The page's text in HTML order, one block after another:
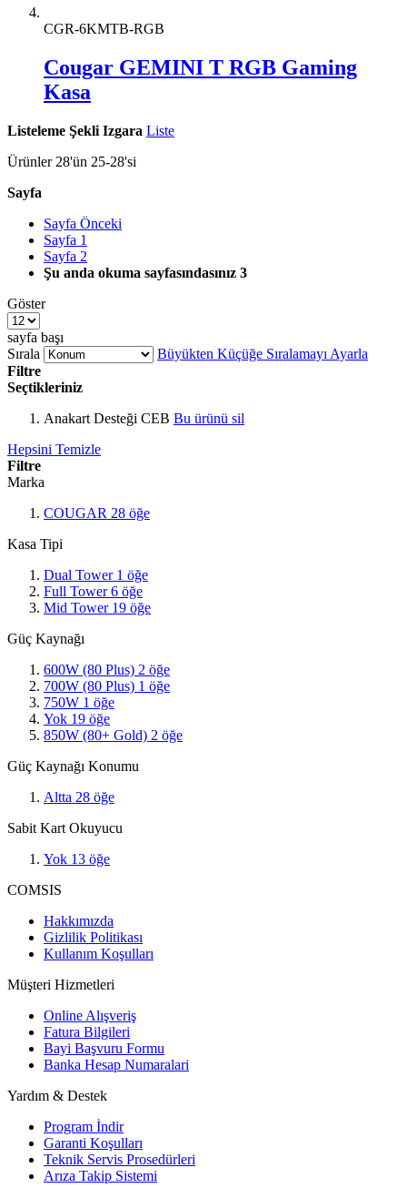
CGR-6KMTB-RGB
Cougar GEMINI T RGB Gaming
Kasa
Listeleme Şekli Izgara Liste
Ürünler 28'ün 25-28'si
Sayfa
Sayfa Önceki
Sayfa 1
Sayfa 2
Şu anda okuma sayfasındasınız 3
Göster
sayfa başı
Sırala
Büyükten Küçüğe Sıralamayı Ayarla
Filtre
Seçtikleriniz
Anakart Desteği CEB Bu ürünü sil
Hepsini Temizle
Filtre
Marka
COUGAR 28 öğe
Kasa Tipi
Dual Tower 1 öğe
Full Tower6 öğe
Mid Tower 19 öğe
Güç Kaynağı
600W (80 Plus) 2 öğe
700W (80 Plus) 1 öğe
750W 1 öğe
Yok 19 öğe
850W (80+ Gold) 2 öğe
Güç Kaynağı Konumu
Altta 28 öğe
Sabit Kart Okuyucu
Yok 13 öğe
COMSIS
Hakkımızda
Gizlilik Politikası
Kullanım Koşulları
Müşteri Hizmetleri
Online Alışveriş
Fatura Bilgileri
Bayi Başvuru Formu
Banka Hesap Numaralari
Yardım & Destek
Program İndir
Garanti Koşulları
Teknik Servis Prosedürleri
Arıza Takip Sistemi